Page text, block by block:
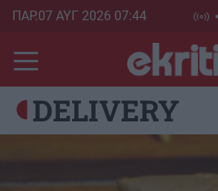
Skip
main
content
ΠΑΡ.07 ΑΥΓ 2026 07:44
DELIVERY